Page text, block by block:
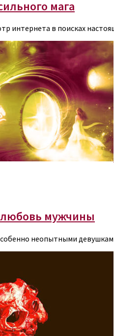
мага
интернета в поисках
мужчины
неопытными